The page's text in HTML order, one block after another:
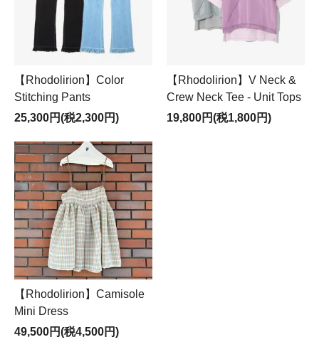
【Rhodolirion】Color
Stitching Pants
25,300円(税2,300円)
【Rhodolirion】V Neck &
Crew Neck Tee - Unit Tops
19,800円(税1,800円)
【Rhodolirion】Camisole
Mini Dress
49,500円(税4,500円)